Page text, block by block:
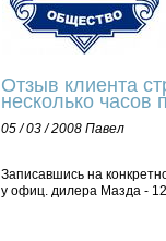
Отзыв клиента
несколько часов
05 / 03 / 2008 Павел
Записавшись на
у офиц. дилера Мазда -